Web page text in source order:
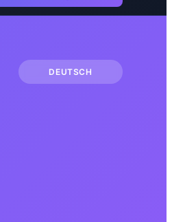
DEUTSCH